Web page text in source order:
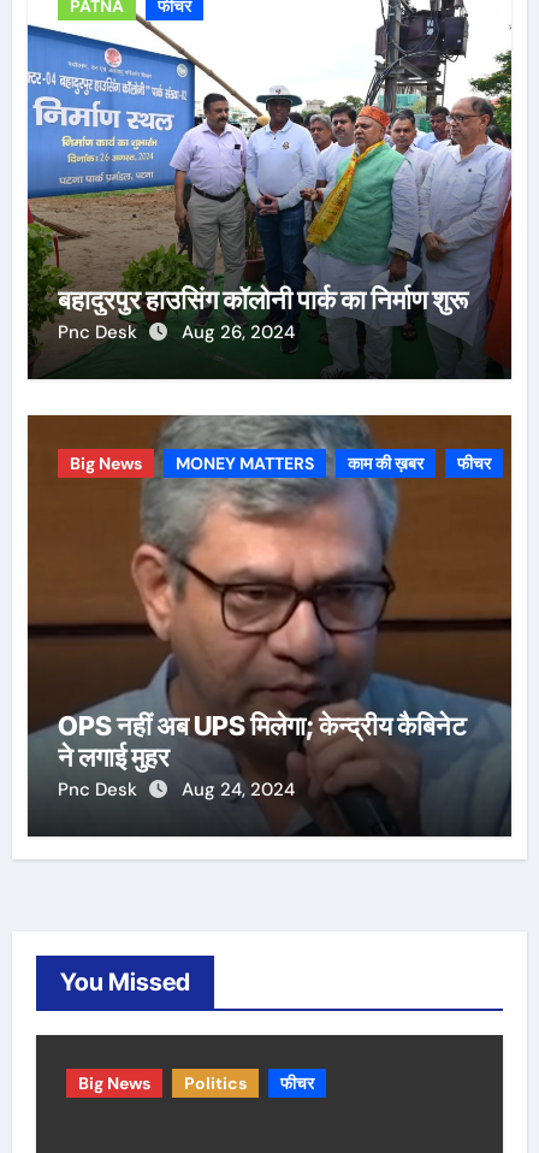
PATNA फीचर
बहादुरपुर हाउसिंग कॉलोनी पार्क का निर्माण शुरू
Pnc Desk Aug 26, 2024
Big News MONEY MATTERS काम की ख़बर फीचर
OPS नहीं अब UPS मिलेगा; केन्द्रीय कैबिनेट
ने लगाई मुहर
Pnc Desk Aug 24, 2024
You Missed
Big News Politics फीचर